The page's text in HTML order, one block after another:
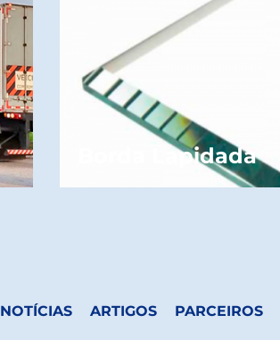
Borda Lapidada
NOTÍCIAS ARTIGOS PARCEIROS